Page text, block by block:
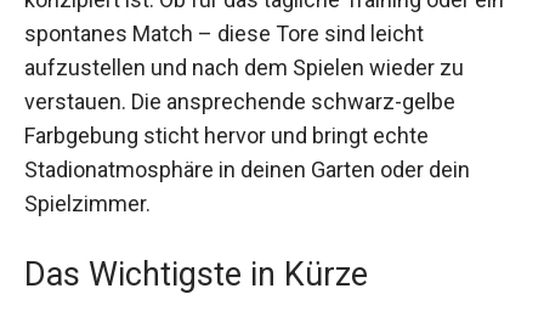
oder ein spontanes Match – diese Tore sind
leicht aufzustellen und nach dem Spielen wieder
zu verstauen. Die ansprechende schwarz-gelbe
Farbgebung sticht hervor und bringt echte
Stadionatmosphäre in deinen Garten oder dein
Spielzimmer.
Das Wichtigste in Kürze